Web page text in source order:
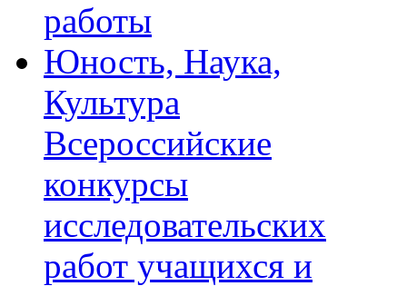
работы
Юность, Наука,
Культура
Всероссийские
конкурсы
исследовательских
работ учащихся и